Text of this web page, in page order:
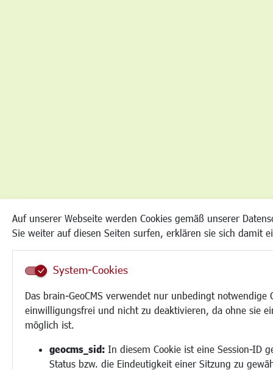
Auf unserer Webseite werden Cookies gemäß unserer
Sie weiter auf diesen Seiten surfen, erklären sie sich damit
System-Cookies
Das brain-GeoCMS verwendet nur unbedingt notwendige
einwilligungsfrei und nicht zu deaktivieren, da ohne sie
möglich ist.
geocms_sid: In diesem Cookie ist eine Session-ID
Status bzw. die Eindeutigkeit einer Sitzung zu